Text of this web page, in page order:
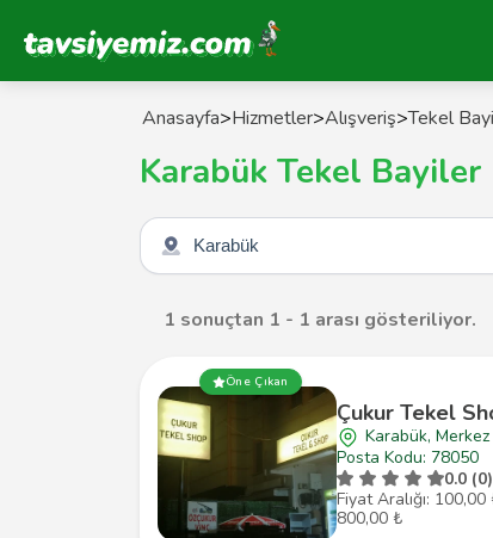
Tavsiyemiz Anasayfa
Anasayfa>Hizmetler>Alışveriş>Tekel
Karabük Tekel Bayiler
Şehir seçin
1 sonuçtan 1 - 1 arası gösteriliyor.
Öne Çıkan
Çukur Tekel
Karabük, Merkez
Posta Kodu: 78050
0.0 (0)
Fiyat Aralığı: 100,00
800,00 ₺